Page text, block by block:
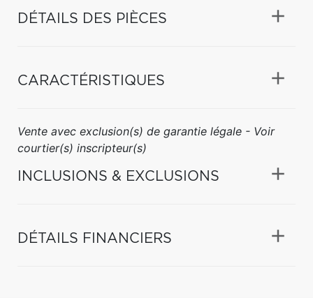
DÉTAILS DES PIÈCES
CARACTÉRISTIQUES
Vente avec exclusion(s) de garantie légale - Voir
courtier(s) inscripteur(s)
INCLUSIONS & EXCLUSIONS
DÉTAILS FINANCIERS